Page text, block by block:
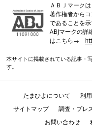
ＡＢＪマーク
著作権者から
であることを
ABJマークの詳
はこちら→
本サイトに掲載されている記事・
す。
たまひよについて 利
サイトマップ
調査・プレ
お問い合わせ